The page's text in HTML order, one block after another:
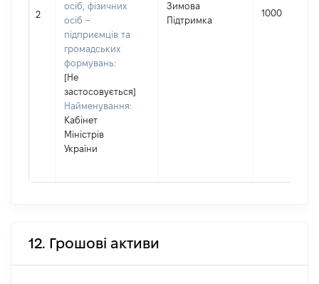
2
осіб, фізичних
осіб –
підприємців та
громадських
формувань:
[Не
застосовується]
Найменування:
Кабінет
Міністрів
України
Зимова
Підтримка
1000
12. Грошові активи